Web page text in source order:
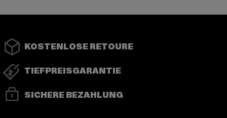
KOSTENLOSE RETOURE
TIEFPREISGARANTIE
SICHERE BEZAHLUNG